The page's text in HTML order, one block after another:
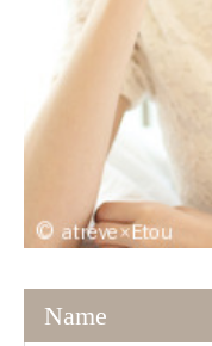
Name